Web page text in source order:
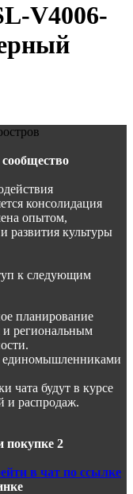
V4006-
консолидация
опытом,
развития культуры
к следующим
планирование
и региональным
единомышленниками
чата будут в курсе
и распродаж.
покупке 2
в чат по ссылке